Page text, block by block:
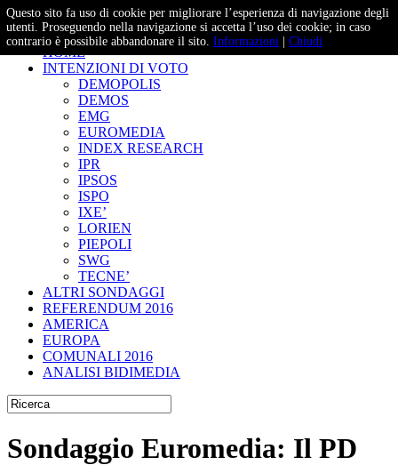
– Studi e Proiezioni Elettorali
HOME
INTENZIONI DI VOTO
DEMOPOLIS
DEMOS
EMG
EUROMEDIA
INDEX RESEARCH
IPR
IPSOS
ISPO
IXE’
LORIEN
PIEPOLI
SWG
TECNE’
ALTRI SONDAGGI
REFERENDUM 2016
AMERICA
EUROPA
COMUNALI 2016
ANALISI BIDIMEDIA
Sondaggio Euromedia: Il PD
Questo sito fa uso di cookie per migliorare l’esperienza di navigazione degli
utenti. Proseguendo nella navigazione si accetta l’uso dei cookie; in caso
contrario è possibile abbandonare il sito. Informazioni Chiudi